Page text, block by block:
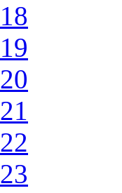
18
19
20
21
22
23